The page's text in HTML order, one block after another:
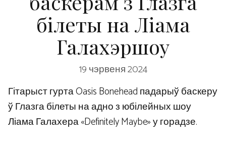
білеты на Ліама
Галахэршоу
19 чэрвеня 2024
Гітарыст гурта Oasis Bonehead падарыў баскеру
ў Глазга білеты на адно з юбілейных шоу
Ліама Галахера «Definitely Maybe» у горадзе.